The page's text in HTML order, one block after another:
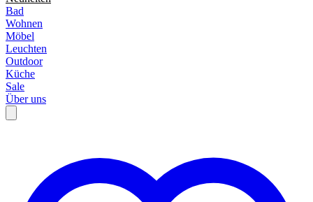
Bad
Wohnen
Möbel
Leuchten
Outdoor
Küche
Sale
Über uns